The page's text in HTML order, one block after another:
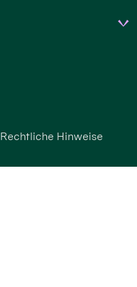
Rechtliche Hinweise